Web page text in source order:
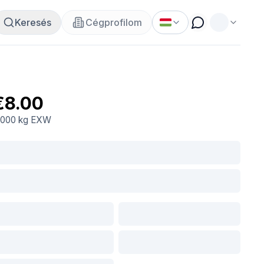
Keresés Cégprofilom
kg EXW